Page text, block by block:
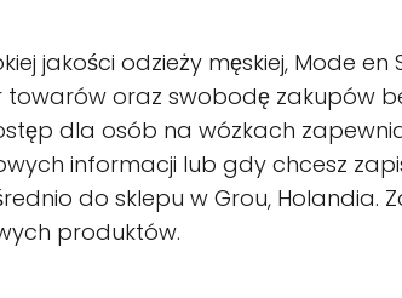
jakości odzieży męskiej, Mode
towarów oraz swobodę zakupów
dla osób na wózkach
informacji lub gdy chcesz
do sklepu w Grou,
produktów.